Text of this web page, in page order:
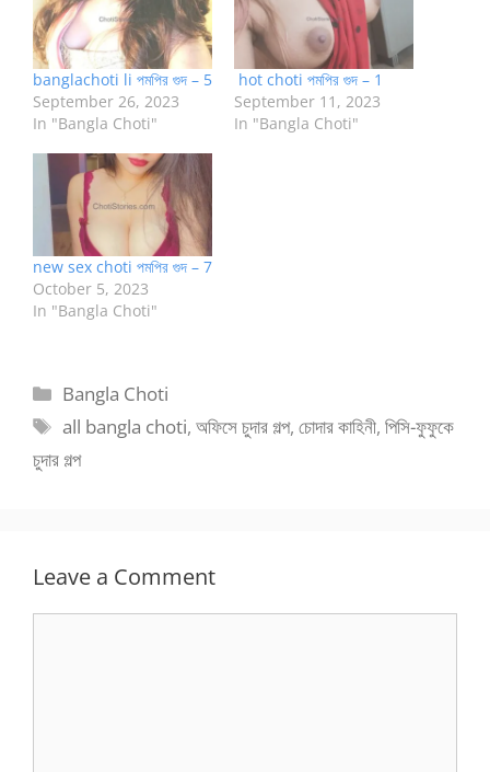
banglachoti li পমপির গুদ – 5
September 26, 2023
In "Bangla Choti"
hot choti পমপির গুদ – 1
September 11, 2023
In "Bangla Choti"
new sex choti পমপির গুদ – 7
October 5, 2023
In "Bangla Choti"
Categories
Bangla Choti
Tags
all bangla choti,অফিসে চুদার গল্প,চোদার কাহিনী,পিসি-ফুফুকে
চুদার গল্প
Leave a Comment